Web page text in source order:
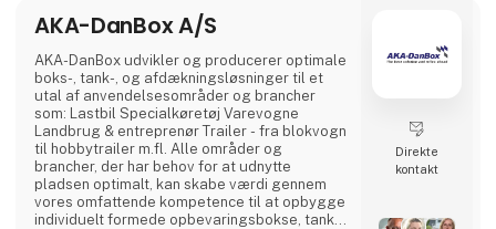
AKA-DanBox A/S
AKA-DanBox udvikler og producerer optimale
boks-, tank-, og afdækningsløsninger til et
utal af anvendelsesområder og brancher
som: Lastbil Specialkøretøj Varevogne
Landbrug & entreprenør Trailer - fra blokvogn
til hobbytrailer m.fl. Alle områder og
brancher, der har behov for at udnytte
pladsen optimalt, kan skabe værdi gennem
vores omfattende kompetence til at opbygge
individuelt formede opbevaringsbokse, tanke
Direkte
kontakt